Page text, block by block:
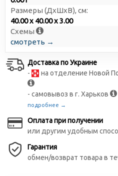
Размеры (ДxШxВ), см:
40.00 x 40.00 x 3.00
Схемы
смотреть →
Доставка по Украине
-
на отделение Новой
- самовывоз в г. Харьков
подробнее →
Оплата при получении
или другим удобным
Гарантия
обмен/возврат товара в